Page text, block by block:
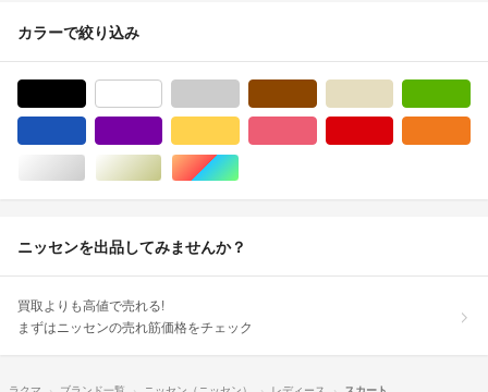
カラーで絞り込み
シルバー/銀色系ゴールド/金色系マルチカラー
ニッセンを出品してみませんか？
買取よりも高値で売れる!
まずはニッセンの売れ筋価格をチェック